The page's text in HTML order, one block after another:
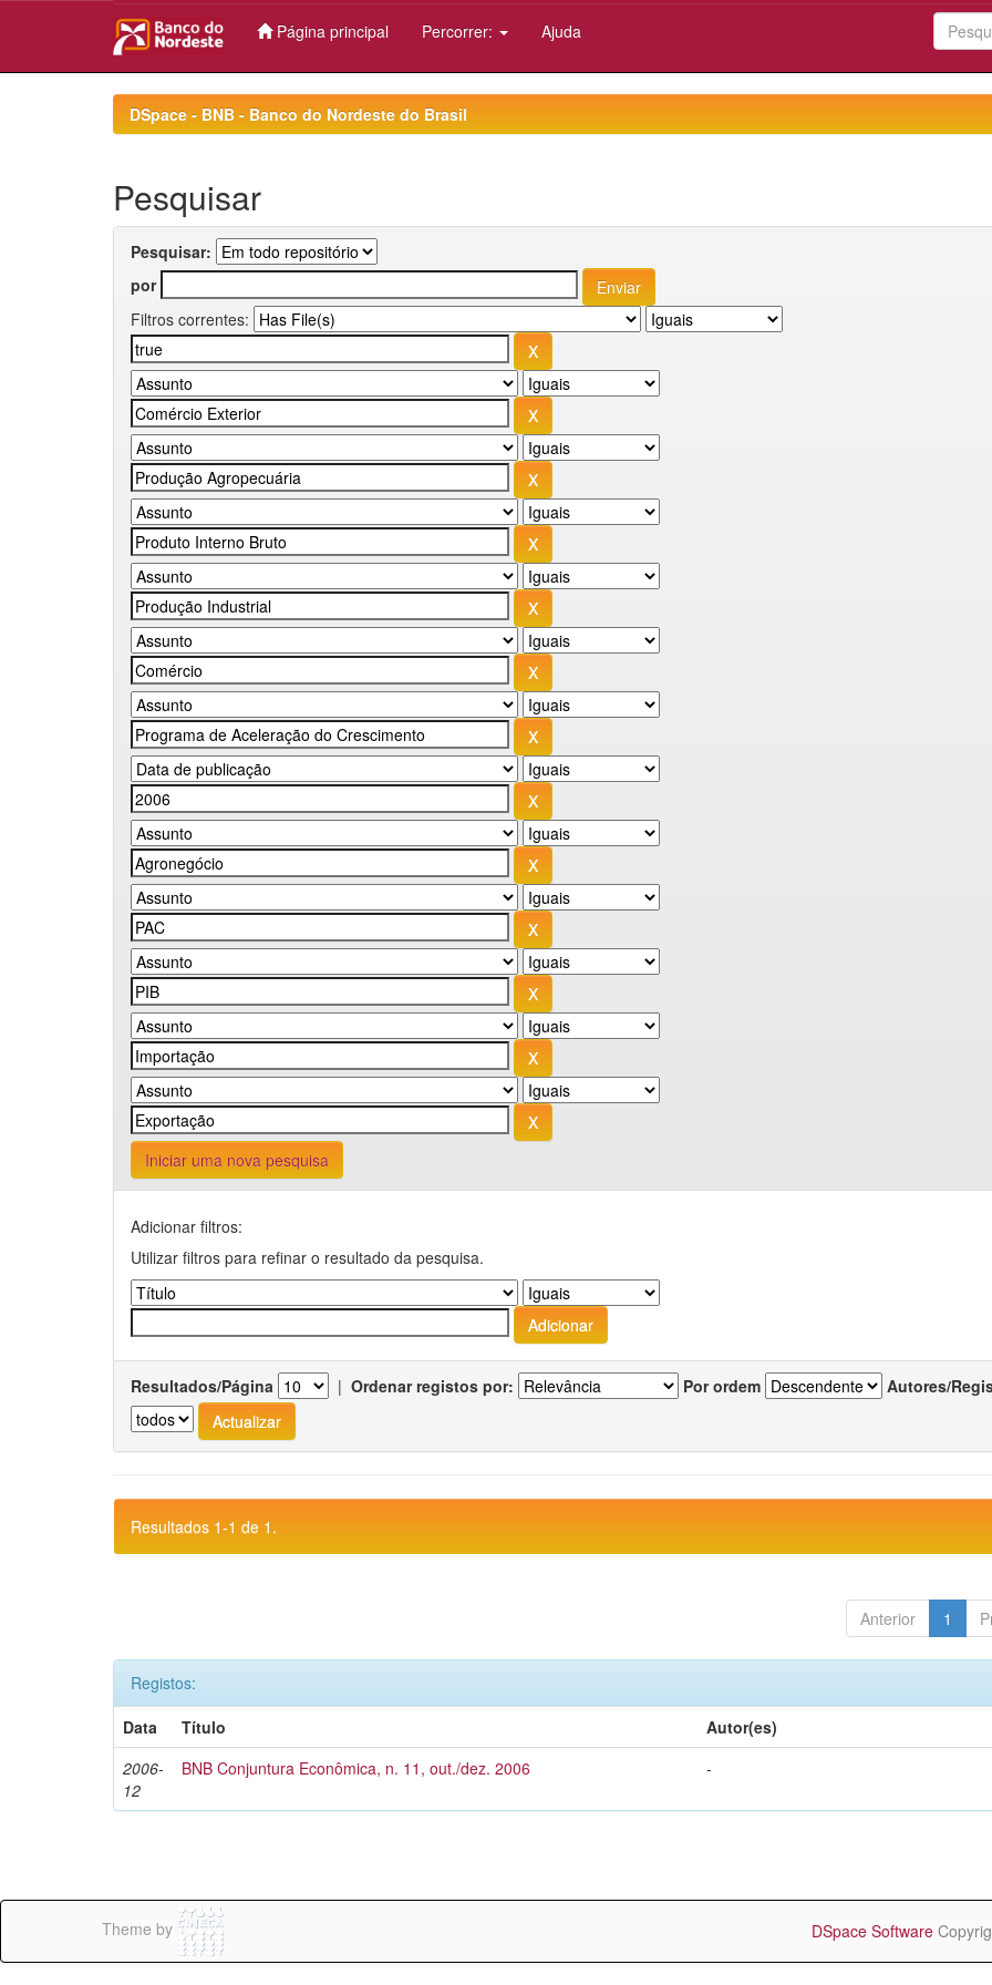
Página principal Percorrer: Ajuda
DSpace - BNB - Banco do Nordeste do Brasil
Pesquisar
Pesquisar:
por
Filtros correntes:
Iniciar uma nova pesquisa
Adicionar filtros:
Utilizar filtros para refinar o resultado da pesquisa.
Resultados/Página | Ordenar registos por: Por ordem Autores/
Resultados 1-1 de 1.
Anterior 1
Registos:
Data
Título
Autor(es)
2006-
12
BNB Conjuntura Econômica, n. 11, out./dez. 2006 -
Theme by DSpace Software